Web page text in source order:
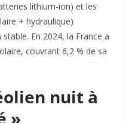
lithium-ion) et les
+ hydraulique)
En 2024, la France a
couvrant 6,2 % de sa
nuit à
»